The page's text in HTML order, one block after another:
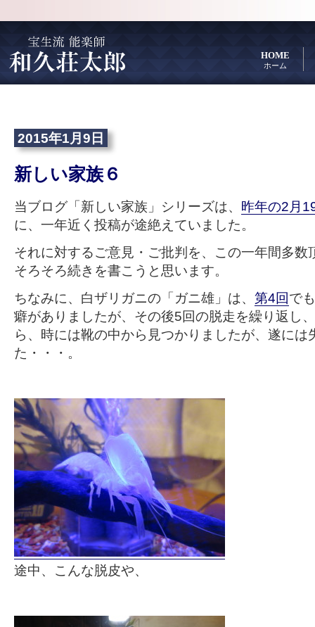
HOME
ホーム
2015年1月9日
新しい家族６
当ブログ「新しい家族」シリーズは、 昨年の2月
に、一年近く投稿が途絶えていました。
それに対するご意見・ご批判を、この一年間多数
そろそろ続きを書こうと思います。
ちなみに、白ザリガニの「ガニ雄」は、 第4回で
癖がありましたが、その後5回の脱走を繰り返し
ら、時には靴の中から見つかりましたが、遂には
た・・・。
途中、こんな脱皮や、